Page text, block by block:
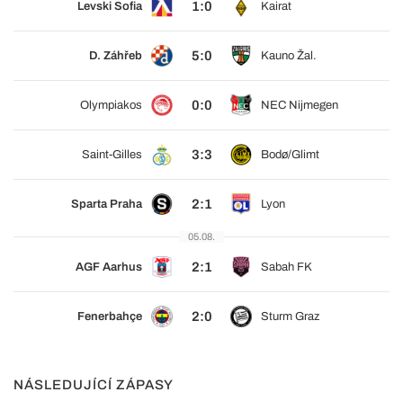
Levski Sofia 1:0 Kairat
D. Záhřeb 5:0 Kauno Žal.
Olympiakos 0:0 NEC Nijmegen
Saint-Gilles 3:3 Bodø/Glimt
Sparta Praha 2:1 Lyon
05.08.
AGF Aarhus 2:1 Sabah FK
Fenerbahçe 2:0 Sturm Graz
NÁSLEDUJÍCÍ ZÁPASY